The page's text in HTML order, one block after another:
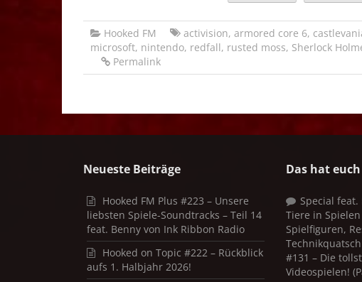
Hooked FM activision, armored core 6,
microsoft, nintendo, redfall, rusted moss, Sherlock
Permalink
Neueste Beiträge
Hooked FM Plus #223 – Unsere
liebsten Spiele-Soundtracks – Teil 14
feat. Benny von Ink Ribbon Radio
Hooked on Topic #222 – Rückblick
aufs 1. Halbjahr 2026!
Das hat
Special feat.
Tiere in
Spielfiguren,
Technikquatsch
#131 – Die
Videospielen!